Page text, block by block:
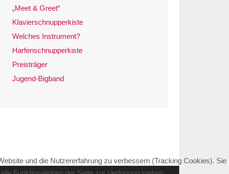
„Meet & Greet“
Klavierschnupperkiste
Welches Instrument?
Harfenschnupperkiste
Preisträger
Jugend-Bigband
und die Nutzererfahrung zu verbessern (Tracking Cookies). Sie